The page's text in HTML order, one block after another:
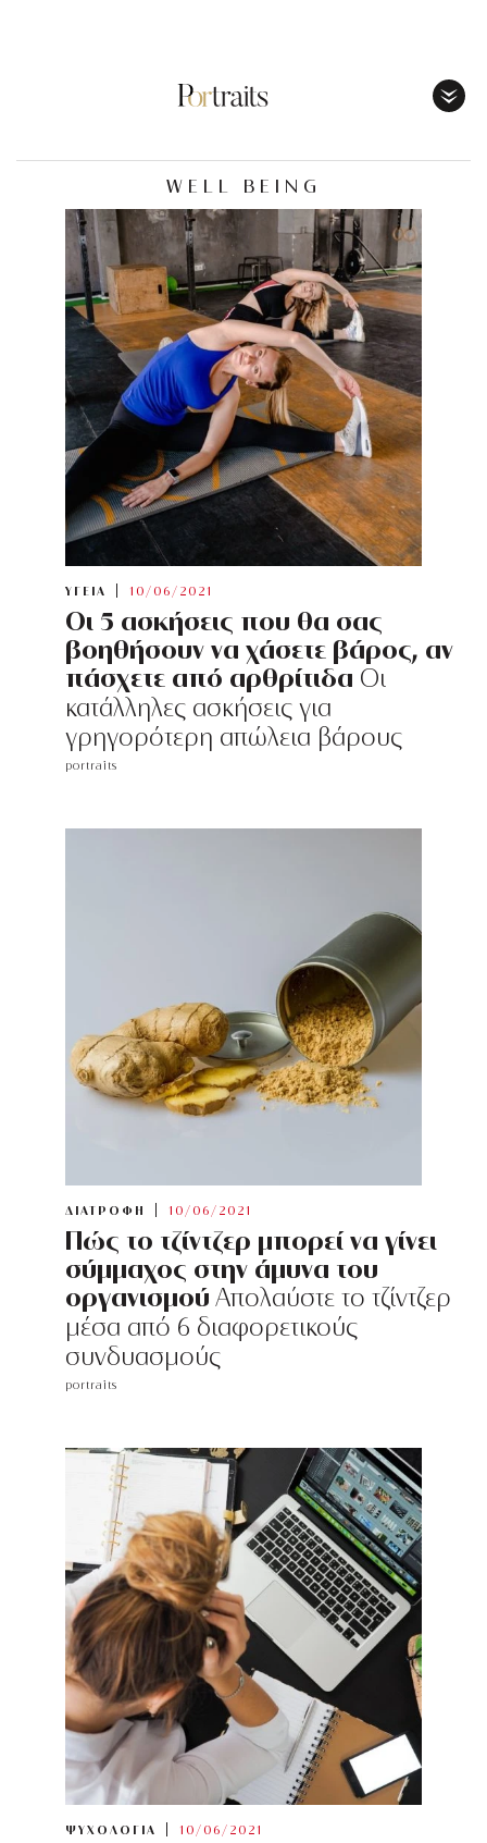
WELL BEING
ΥΓΕΙΑ 10/06/2021
Οι 5 ασκήσεις που θα σας
βοηθήσουν να χάσετε βάρος, αν
πάσχετε από αρθρίτιδα Οι
κατάλληλες ασκήσεις για
γρηγορότερη απώλεια βάρους
portraits
ΔΙΑΤΡΟΦΗ 10/06/2021
Πώς το τζίντζερ μπορεί να γίνει
σύμμαχος στην άμυνα του
οργανισμού Απολαύστε το τζίντζερ
μέσα από 6 διαφορετικούς
συνδυασμούς
portraits
ΨΥΧΟΛΟΓΙΑ 10/06/2021